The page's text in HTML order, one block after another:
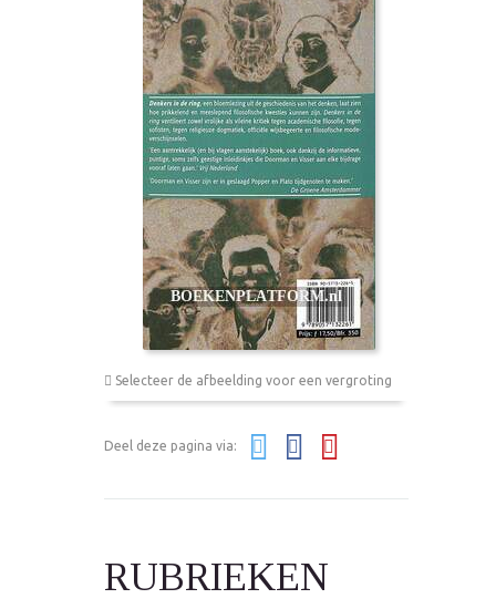
Selecteer de afbeelding voor een vergroting
Deel deze pagina via:
RUBRIEKEN